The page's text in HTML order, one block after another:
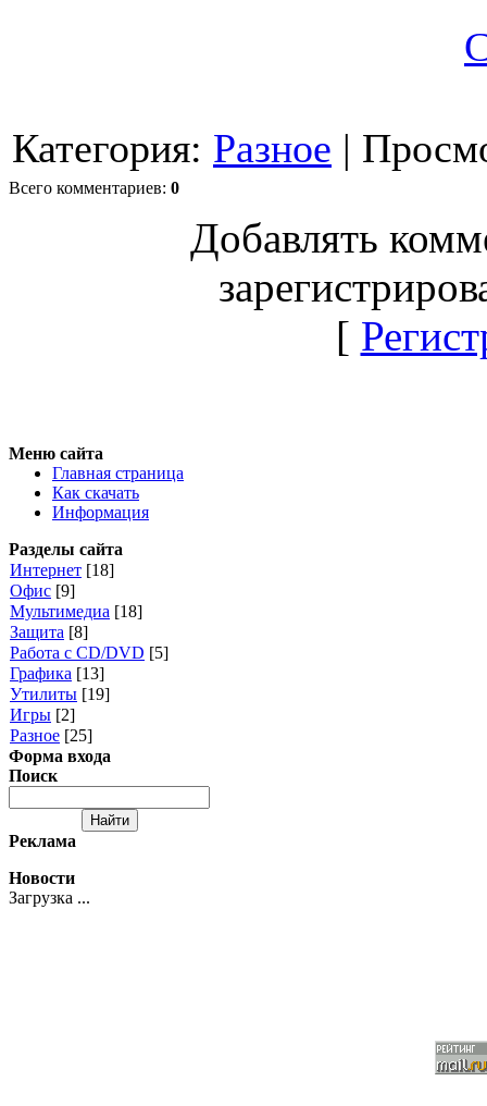
Категория: Разное |
Всего комментариев: 0
Добавлять
[
Меню сайта
Главная страница
Как скачать
Информация
Разделы сайта
Интернет [18]
Офис [9]
Мультимедиа [18]
Защита [8]
Работа с CD/DVD [5]
Графика [13]
Утилиты [19]
Игры [2]
Разное [25]
Форма входа
Поиск
Реклама
Новости
Загрузка ...